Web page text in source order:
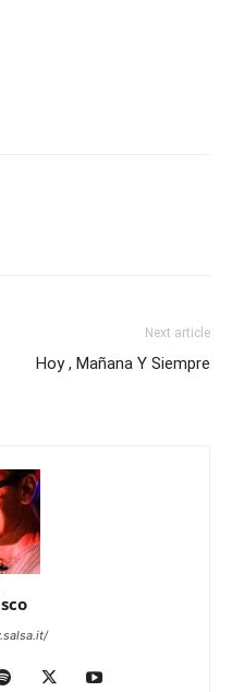
Next article
Hoy , Mañana Y Siempre